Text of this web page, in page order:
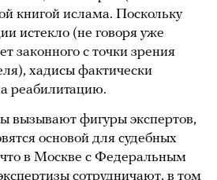
книгой ислама. Поскольку
истекло (не говоря уже
законного с точки зрения
хадисы фактически
реабилитацию.
вызывают фигуры экспертов,
основой для судебных
в Москве с Федеральным
сотрудничают, в том